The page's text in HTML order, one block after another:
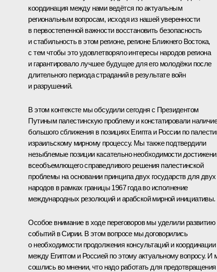
координация между нами ведётся по актуальным
региональным вопросам, исходя из нашей уверенности
в первостепенной важности восстановить безопасность
и стабильность в этом регионе, регионе Ближнего Востока,
с тем чтобы это удовлетворяло интересы народов региона
и гарантировало лучшее будущее для его молодёжи после
длительного периода страданий в результате войн
и разрушений.
В этом контексте мы обсудили сегодня с Президентом
Путиным палестинскую проблему и констатировали наличие
большого сближения в позициях Египта и России по
израильскому мирному процессу. Мы также подтвердили
незыблемые позиции касательно необходимости
всеобъемлющего справедливого решения палестинской
проблемы на основании принципа двух государств для двух
народов в рамках границы 1967 года во исполнение
международных резолюций и арабской мирной инициативы.
Особое внимание в ходе переговоров мы уделили развитию
событий в Сирии. В этом вопросе мы договорились
о необходимости продолжения консультаций и координации
между Египтом и Россией по этому актуальному вопросу. И
сошлись во мнении, что надо работать для предотвращения